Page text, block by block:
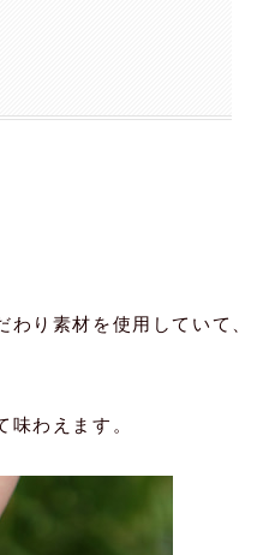
り素材を使用していて、
わえます。